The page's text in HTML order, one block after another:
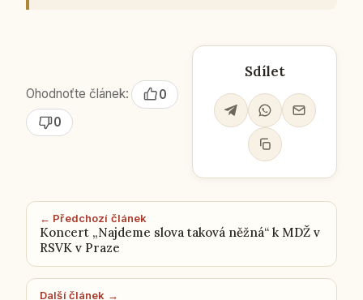
Ohodnoťte článek:
0
0
Sdílet
← Předchozí článek
Koncert „Najdeme slova taková něžná“ k MDŽ v
RSVK v Praze
Další článek →